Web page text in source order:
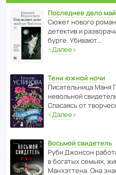
Последнее дело
Сюжет нового
дете­ктив и
бурге. Убивают…
‹Далее›
Тени южной ночи
Писа­тель­ница Маня
невольной
Спасаясь от
‹Далее›
Восьмой свидетель
Руби Джонсон
в богатых семьях,
Манх­эт­тена. Она